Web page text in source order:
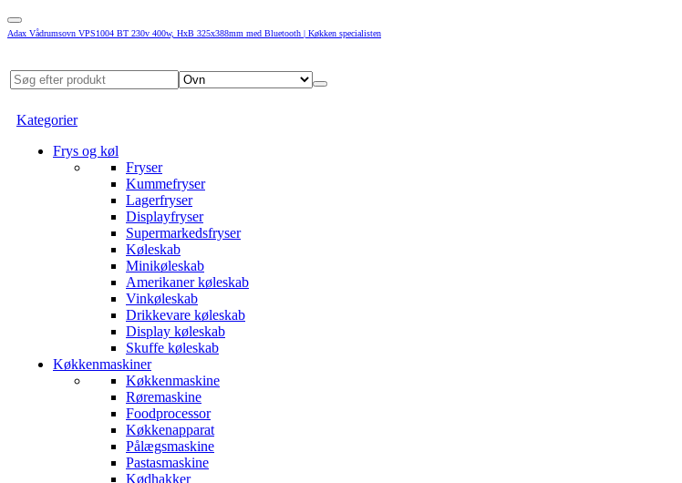
Adax Vådrumsovn VPS1004 BT 230v 400w, HxB 325x388mm med Bluetooth | Køkken specialisten
Kategorier
Frys og køl
Fryser
Kummefryser
Lagerfryser
Displayfryser
Supermarkedsfryser
Køleskab
Minikøleskab
Amerikaner køleskab
Vinkøleskab
Drikkevare køleskab
Display køleskab
Skuffe køleskab
Køkkenmaskiner
Køkkenmaskine
Røremaskine
Foodprocessor
Køkkenapparat
Pålægsmaskine
Pastasmaskine
Kødhakker